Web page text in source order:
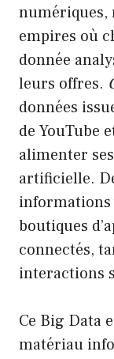
numériques,
empires où
donnée
leurs offres.
données
de YouTube
alimenter
artificielle.
informations
boutiques
connectés,
interactions
Ce Big Data
matériau